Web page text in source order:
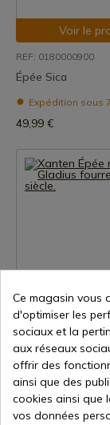
Voir le
REF: 0180000900
Épée Sica
Expédition sous
49,99 €
REF: 0180010500
Xanten Épée
fourreau, IIIe
Expédition sous
149,99 €
Ce magasin vous
d'optimiser les
sociaux et la
aux réseaux
offrir des
ainsi que des
cookies ainsi que
vos données